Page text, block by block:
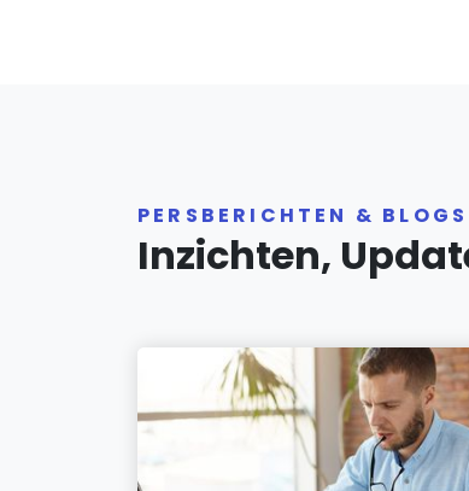
PERSBERICHTEN &
Inzichten,